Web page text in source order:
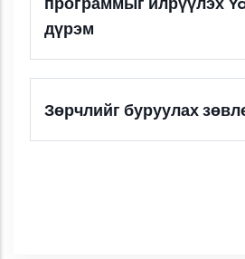
дүрэм
Зөрчлийг буруулах